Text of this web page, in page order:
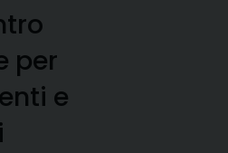
per
e